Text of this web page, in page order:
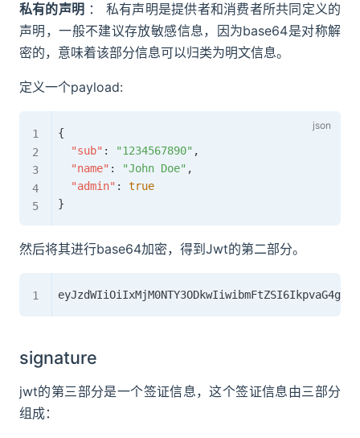
私有的声明 ： 私有声明是提供者和消费者所共同定义的
声明，一般不建议存放敏感信息，因为base64是对称解
密的，意味着该部分信息可以归类为明文信息。
定义一个payload:
{
"sub" : "1234567890" ,
"name" : "John Doe" ,
"admin" :
true
}
然后将其进行base64加密，得到Jwt的第二部分。
signature
jwt的第三部分是一个签证信息，这个签证信息由三部分
组成：